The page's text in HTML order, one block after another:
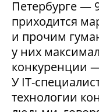
Петербурге —
приходится
и прочим
у них
конкуренции
У IT-
технологии